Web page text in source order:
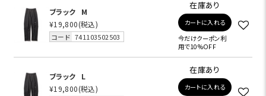
ブラック
M
¥19,800(税込)
コード 741103502503
在庫あり
カートに入れる
今だけクーポン利
用で10%OFF
ブラック
L
¥19,800(税込)
在庫あり
カートに入れる